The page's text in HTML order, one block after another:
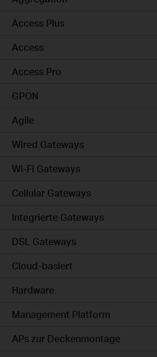
Access Plus
Access
Access Pro
GPON
Agile
Wired Gateways
Wi-Fi Gateways
Cellular Gateways
Integrierte Gateways
DSL Gateways
Cloud-basiert
Hardware
Management Platform
APs zur Deckenmontage